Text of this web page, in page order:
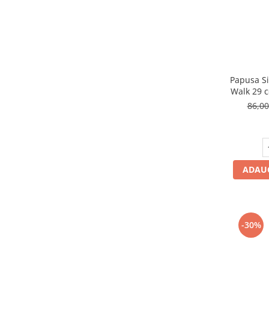
Papusa
Walk 29
-30%